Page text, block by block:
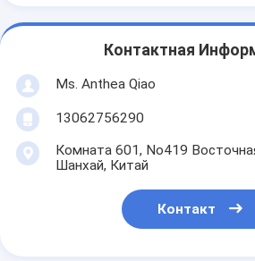
Контактная
Ms. Anthea Qiao
13062756290
Комната 601, No419
Шанхай, Китай
Контакт